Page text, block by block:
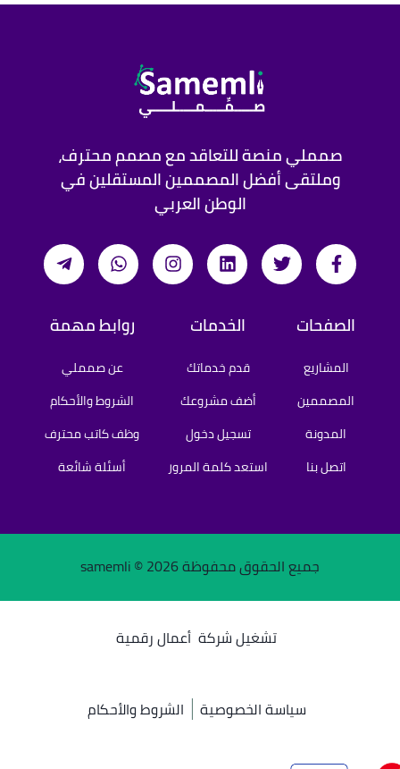
صمملي منصة للتعاقد مع مصمم محترف،
وملتقى أفضل المصممين المستقلين في
الوطن العربي
الصفحات
المشاريع
المصممين
المدونة
اتصل بنا
الخدمات
قدم خدماتك
أضف مشروعك
تسجيل دخول
استعد كلمة المرور
روابط مهمة
عن صمملي
الشروط والأحكام
وظف كاتب محترف
أسئلة شائعة
جميع الحقوق محفوظة samemli ©2026
تشغيل شركة أعمال رقمية
سياسة الخصوصية الشروط والأحكام